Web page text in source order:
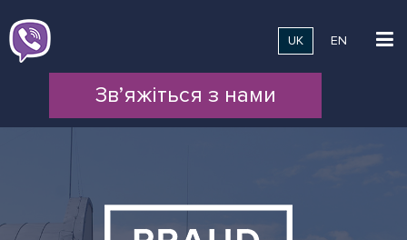
UK EN
Зв’яжіться з нами